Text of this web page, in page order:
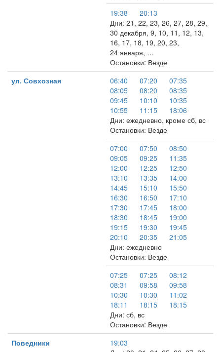
19:38
20:13
Дни: 21, 22, 23, 26, 27, 28, 29,
30 декабря, 9, 10, 11, 12, 13,
16, 17, 18, 19, 20, 23,
24 января, …
Остановки: Везде
ул. Совхозная
06:40 07:20
07:35
08:05
08:20
08:35
09:45
10:10
10:35
10:55
11:15
18:06
Дни: ежедневно, кроме сб, вс
Остановки: Везде
07:00
07:50
08:50
09:05
09:25
11:35
12:00
12:25
12:50
13:10
13:35
14:00
14:45
15:10
15:50
16:30
16:50
17:10
17:30
17:45
18:00
18:30
18:45
19:00
19:15
19:30
19:45
20:10
20:35
21:05
Дни: ежедневно
Остановки: Везде
07:25
07:25
08:12
08:31
09:58
09:58
10:30
10:30
11:02
18:11
18:15
18:15
Дни: сб, вс
Остановки: Везде
Поведники
19:03